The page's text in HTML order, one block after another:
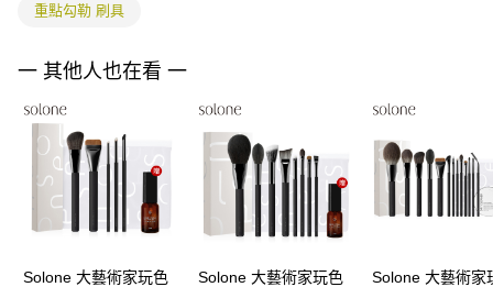
重點勾勒 刷具
一 其他人也在看 一
Solone 大藝術家玩色
Solone 大藝術家玩色
Solone 大藝術家